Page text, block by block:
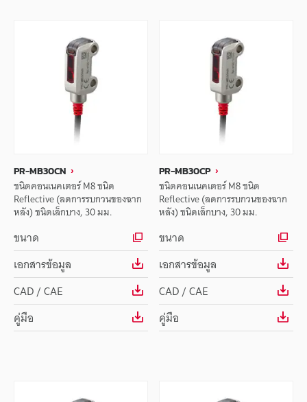
PR-MB30CN
ชนิดคอนเนคเตอร์ M8 ชนิด
Reflective (ลดการรบกวนของฉาก
หลัง) ชนิดเล็กบาง, 30 มม.
ขนาด
เอกสารข้อมูล
CAD / CAE
คู่มือ
PR-MB30CP
ชนิดคอนเนคเตอร์ M8 ชนิด
Reflective (ลดการรบกวนของฉาก
หลัง) ชนิดเล็กบาง, 30 มม.
ขนาด
เอกสารข้อมูล
CAD / CAE
คู่มือ